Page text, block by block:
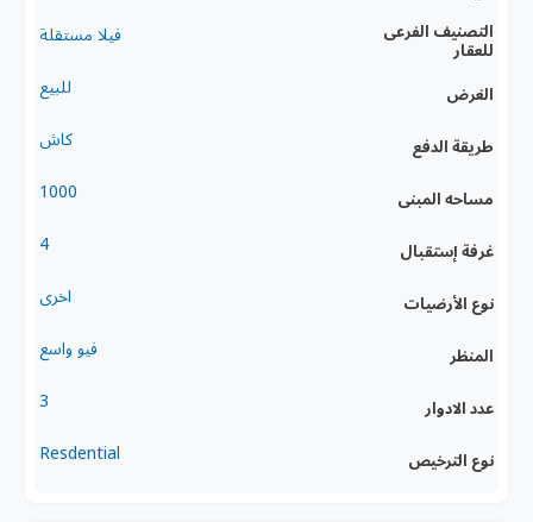
التصنيف الفرعى
للعقار
فيلا مستقلة
الغرض للبيع
طريقة الدفع كاش
مساحه المبنى 1000
غرفة إستقبال 4
نوع الأرضيات اخرى
المنظر فيو واسع
عدد الادوار 3
نوع الترخيص Resdential